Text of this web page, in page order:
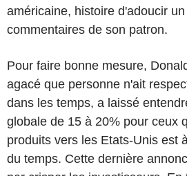
américaine, histoire d'adoucir
commentaires de son patron.
Pour faire bonne mesure,
agacé que personne n'ait
dans les temps, a laissé
globale de 15 à 20% pour ceux
produits vers les Etats-Unis est
du temps. Cette dernière